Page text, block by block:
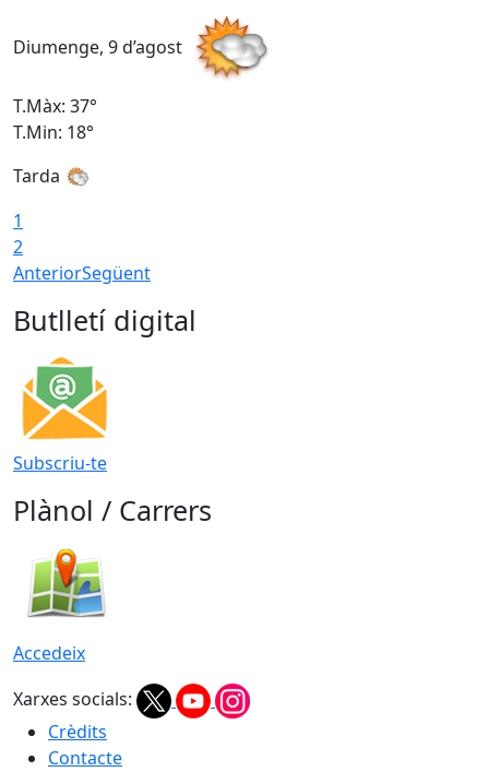
Diumenge, 9 d’agost
T.Màx: 37°
T.Min: 18°
Tarda
1
2
AnteriorSegüent
Butlletí digital
Subscriu-te
Plànol / Carrers
Accedeix
Xarxes socials:
Crèdits
Contacte